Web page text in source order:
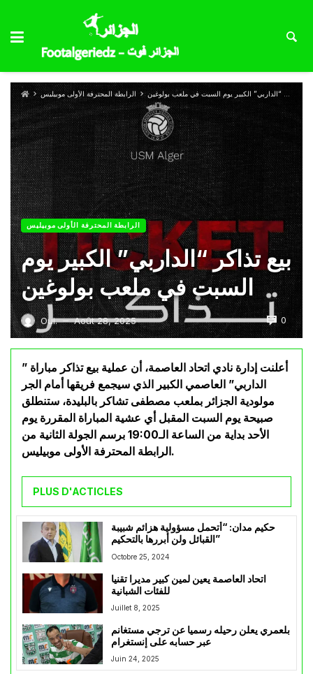
الرابطة المحترفة الأولى موبيليس بيع تذاكر “الداربي” الكبير يوم السبت في ملعب بولوغين
الرابطة المحترفة الأولى موبيليس
بيع تذاكر “الداربي” الكبير يوم
السبت في ملعب بولوغين
Oui. — Août 28, 2025 0
أعلنت إدارة نادي اتحاد العاصمة، أن عملية بيع تذاكر مباراة ”
الداربي” العاصمي الكبير الذي سيجمع فريقها أمام الجر
مولودية الجزائر بملعب مصطفى تشاكر بالبليدة، ستنطلق
صبيحة يوم السبت المقبل أي عشية المباراة المقررة يوم
الأحد بداية من الساعة الـ19:00 برسم الجولة الثانية من
الرابطة المحترفة الأولى موبيليس.
PLUS D'ACTICLES
حكيم مدان: “أتحمل مسؤولية هزائم شبيبة
القبائل ولن أبررها بالتحكيم”
Octobre 25, 2024
اتحاد العاصمة يعين لمين كبير مديرا تقنيا
للفئات الشبانية
Juillet 8, 2025
بلعمري يعلن رحيله رسميا عن ترجي مستغانم
عبر حسابه على إنستغرام
Juin 24, 2025